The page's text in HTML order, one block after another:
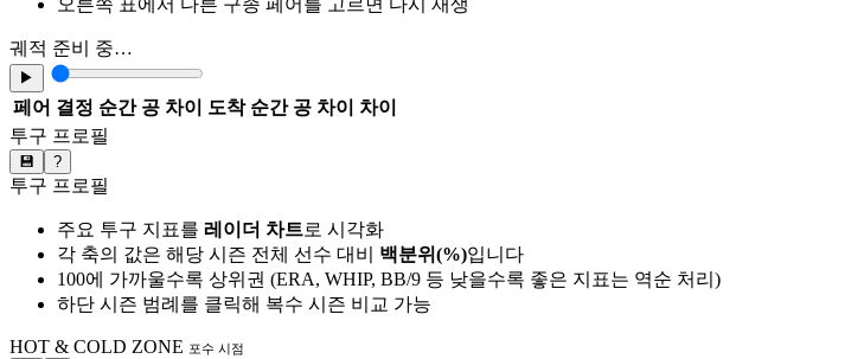
오른쪽 표에서 다른 구종 페어를 고르면 다시 재생
궤적 준비 중…
▶
페어 결정 순간 공 차이 도착 순간 공 차이
차이
투구 프로필
💾 ?
투구 프로필
주요 투구 지표를 레이더 차트로 시각화
각 축의 값은 해당 시즌 전체 선수 대비 백분위(%)입니다
100에 가까울수록 상위권 (ERA, WHIP, BB/9 등 낮을수록 좋은 지표는 역순 처리)
하단 시즌 범례를 클릭해 복수 시즌 비교 가능
HOT & COLD ZONE 포수 시점